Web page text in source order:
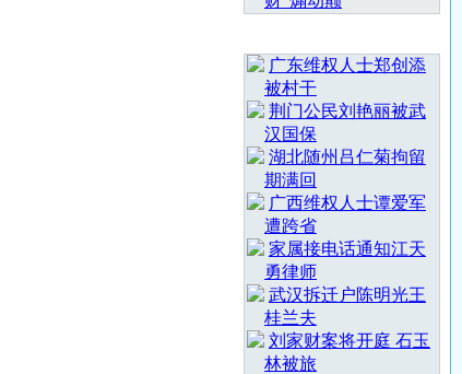
广东维权人士郑创添
被村干
荆门公民刘艳丽被武
汉国保
湖北随州吕仁菊拘留
期满回
广西维权人士谭爱军
遭跨省
家属接电话通知江天
勇律师
武汉拆迁户陈明光王
桂兰夫
刘家财案将开庭 石玉
林被旅